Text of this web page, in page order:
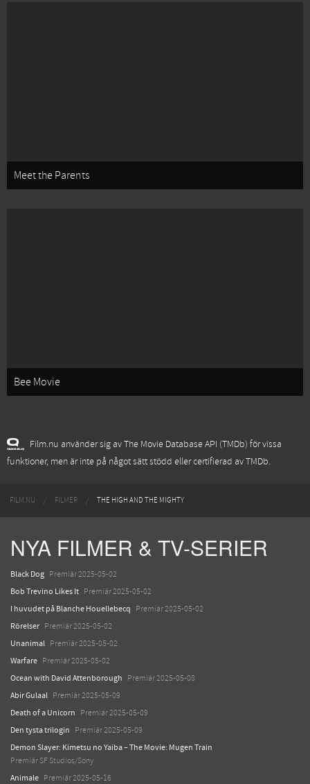
Meet the Parents
Bee Movie
Film.nu använder sig av The Movie Database API (TMDb) för vissa
funktioner, men är inte på något sätt stödd eller certifierad av TMDb.
FILM.NU FILMER THE HIGH AND THE MIGHTY
NYA FILMER & TV-SERIER
Black Dog Premiär 2025-05-02
Bob Trevino Likes It Premiär 2025-05-02
I huvudet på Blanche Houellebecq Premiär 2025-05-02
Rörelser Premiär 2025-05-02
Unanimal Premiär 2025-05-02
Warfare Premiär 2025-05-02
Ocean with David Attenborough Premiär 2025-05-08
Abir Gulaal Premiär 2025-05-09
Death of a Unicorn Premiär 2025-05-09
Den tysta trilogin Premiär 2025-05-09
Demon Slayer: Kimetsu no Yaiba – The Movie: Mugen Train
Premiär SF Studios/Sony
Animale Premiär 2025-05-16